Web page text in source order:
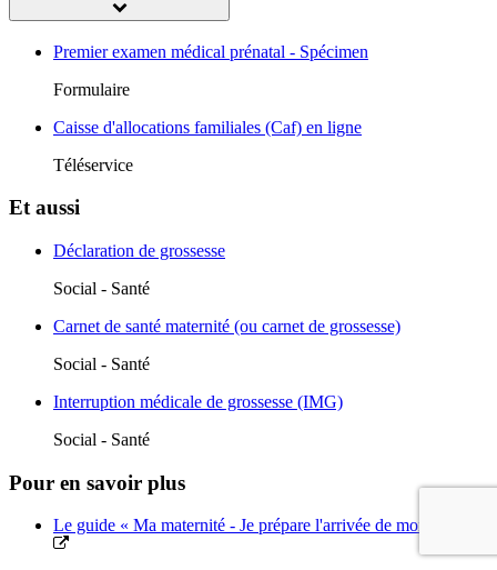
Premier examen médical prénatal - Spécimen
Formulaire
Caisse d'allocations familiales (Caf) en ligne
Téléservice
Et aussi
Déclaration de grossesse
Social - Santé
Carnet de santé maternité (ou carnet de grossesse)
Social - Santé
Interruption médicale de grossesse (IMG)
Social - Santé
Pour en savoir plus
Le guide « Ma maternité - Je prépare l'arrivée de mon enfant »